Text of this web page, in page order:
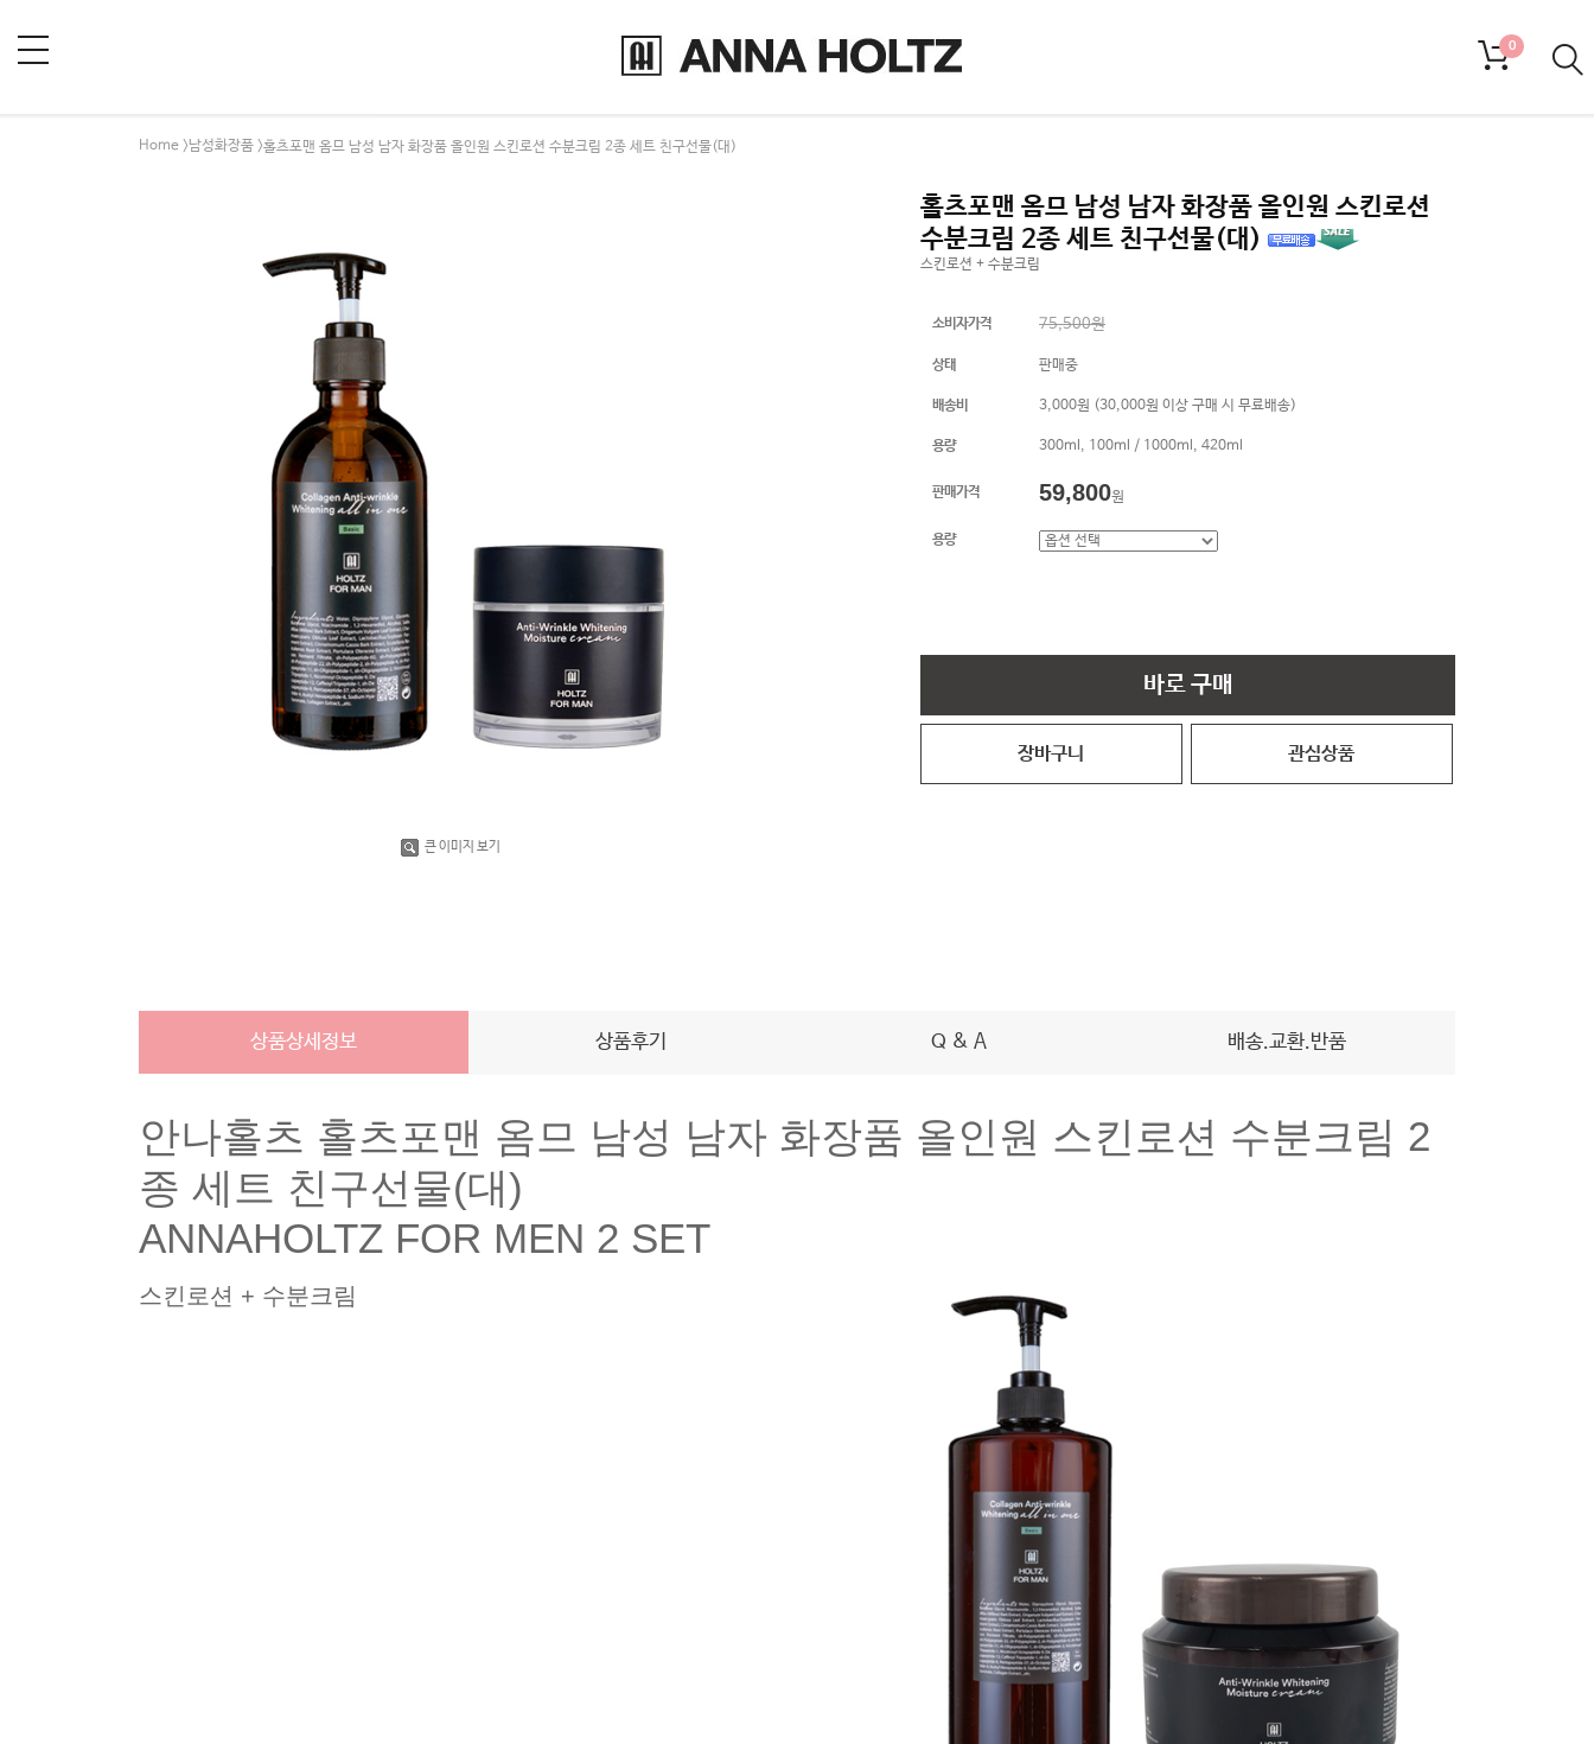
0
Home >남성화장품 >홀츠포맨 옴므 남성 남자 화장품 올인원 스킨로션 수분크림 2종 세트 친구선물(대)
큰 이미지 보기
홀츠포맨 옴므 남성 남자 화장품 올인원 스킨로션
수분크림 2종 세트 친구선물(대)
스킨로션 + 수분크림
소비자가격 75,500원
상태 판매중
배송비 3,000원 (30,000원 이상 구매 시 무료배송)
용량 300ml, 100ml / 1000ml, 420ml
판매가격 59,800원
용량
바로 구매
장바구니 관심상품
상품상세정보 상품후기 Q & A 배송.교환.반품
안나홀츠 홀츠포맨 옴므 남성 남자 화장품 올인원 스킨로션 수분크림 2
종 세트 친구선물(대)
ANNAHOLTZ FOR MEN 2 SET
스킨로션 + 수분크림